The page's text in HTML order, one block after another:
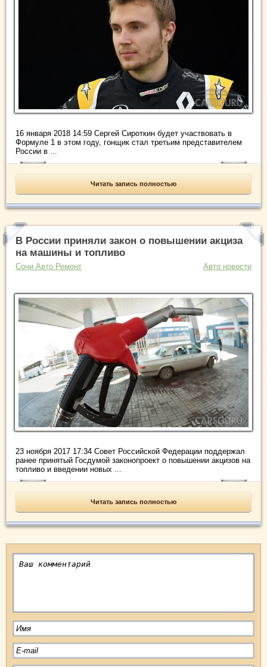
16 января 2018 14:59 Сергей Сироткин будет участвовать в
Формуле 1 в этом году, гонщик стал третьим представителем
России в ...
Читать запись полностью
В России приняли закон о повышении акциза
на машины и топливо
Сочи Авто Ремонт Авто новости
23 ноября 2017 17:34 Совет Российской Федерации поддержал
ранее принятый Госдумой законопроект о повышении акцизов на
топливо и введении новых ...
Читать запись полностью